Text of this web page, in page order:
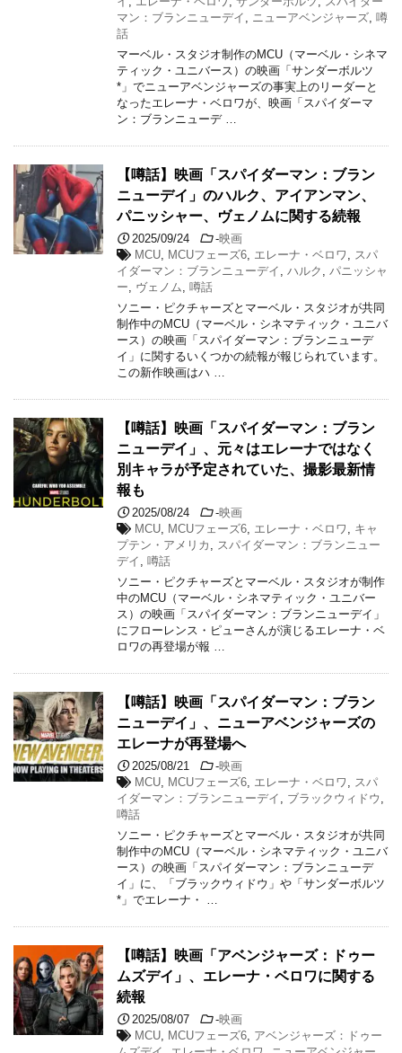
マン：ブランニューデイ
ニューアベンジャーズ
噂
話
マーベル・スタジオ制作のMCU（マーベル・シネマ
ティック・ユニバース）の映画「サンダーボルツ
*」でニューアベンジャーズの事実上のリーダーと
なったエレーナ・ベロワが、映画「スパイダーマ
ン：ブランニューデ …
【噂話】映画「スパイダーマン：ブラン
ニューデイ」のハルク、アイアンマン、
パニッシャー、ヴェノムに関する続報
2025/09/24 -映画
MCU
MCUフェーズ6 エレーナ・ベロワ
スパ
イダーマン：ブランニューデイ
ハルク
パニッシャ
ー
ヴェノム
噂話
ソニー・ピクチャーズとマーベル・スタジオが共同
制作中のMCU（マーベル・シネマティック・ユニバ
ース）の映画「スパイダーマン：ブランニューデ
イ」に関するいくつかの続報が報じられています。
この新作映画はハ …
【噂話】映画「スパイダーマン：ブラン
ニューデイ」、元々はエレーナではなく
別キャラが予定されていた、撮影最新情
報も
2025/08/24 -映画
MCU
MCUフェーズ6 エレーナ・ベロワ
キャ
プテン・アメリカ
スパイダーマン：ブランニュー
デイ
噂話
ソニー・ピクチャーズとマーベル・スタジオが制作
中のMCU（マーベル・シネマティック・ユニバー
ス）の映画「スパイダーマン：ブランニューデイ」
にフローレンス・ピューさんが演じるエレーナ・ベ
ロワの再登場が報 …
【噂話】映画「スパイダーマン：ブラン
ニューデイ」、ニューアベンジャーズの
エレーナが再登場へ
2025/08/21 -映画
MCU
MCUフェーズ6 エレーナ・ベロワ
スパ
イダーマン：ブランニューデイ
ブラックウィドウ
噂話
ソニー・ピクチャーズとマーベル・スタジオが共同
制作中のMCU（マーベル・シネマティック・ユニバ
ース）の映画「スパイダーマン：ブランニューデ
イ」に、「ブラックウィドウ」や「サンダーボルツ
*」でエレーナ・ …
【噂話】映画「アベンジャーズ：ドゥー
ムズデイ」、エレーナ・ベロワに関する
続報
2025/08/07 -映画
MCU
MCUフェーズ6
アベンジャーズ：ドゥー